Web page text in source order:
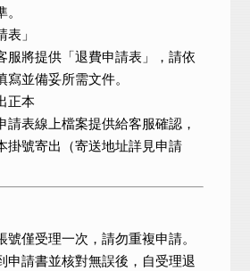
」
服將提供「退費申請表」，請依
並備妥所需文件。
正本
請表線上檔案提供給客服確認，
掛號寄出（寄送地址詳見申請
號僅受理一次，請勿重複申請。
申請書並核對無誤後，自受理退